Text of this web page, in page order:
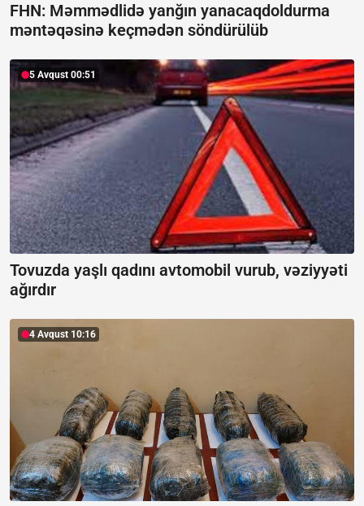
FHN: Məmmədlidə yanğın yanacaqdoldurma
məntəqəsinə keçmədən söndürülüb
5 Avqust 00:51
Tovuzda yaşlı qadını avtomobil vurub, vəziyyəti
ağırdır
4 Avqust 10:16